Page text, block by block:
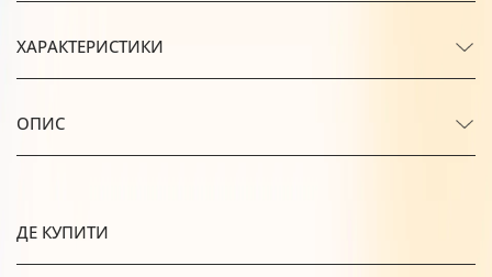
ХАРАКТЕРИСТИКИ
ОПИС
ДЕ КУПИТИ